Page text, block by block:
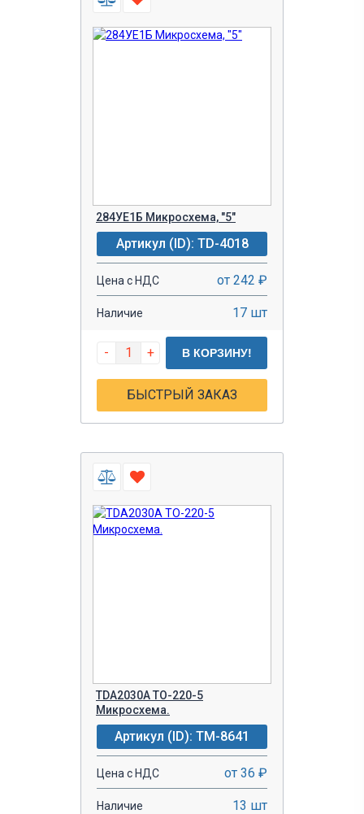
284УЕ1Б Микросхема, "5"
Артикул (ID): TD-4018
Цена с НДС от 242 ₽
Наличие 17 шт
- + В КОРЗИНУ!
БЫСТРЫЙ ЗАКАЗ
TDA2030A TO-220-5
Микросхема.
Артикул (ID): TM-8641
Цена с НДС от 36 ₽
Наличие 13 шт